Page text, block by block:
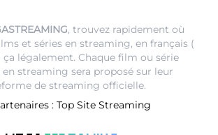
, trouvez rapidement où
et séries en streaming, en français (
légalement. Chaque film ou série
streaming sera proposé sur leur
de streaming officielle.
: Top Site Streaming